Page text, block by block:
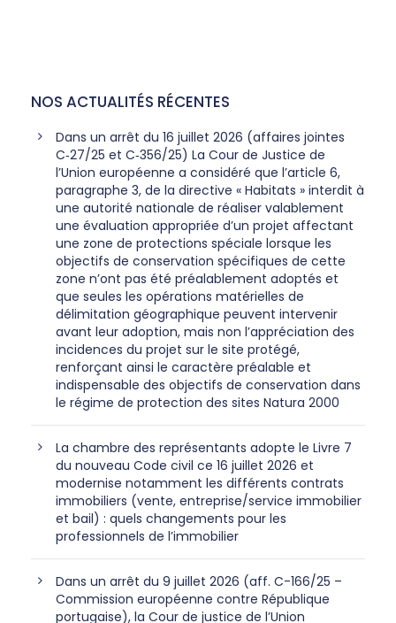
NOS ACTUALITÉS RÉCENTES
Dans un arrêt du 16 juillet 2026 (affaires jointes
C‑27/25 et C‑356/25) La Cour de Justice de
l’Union européenne a considéré que l’article 6,
paragraphe 3, de la directive « Habitats » interdit à
une autorité nationale de réaliser valablement
une évaluation appropriée d’un projet affectant
une zone de protections spéciale lorsque les
objectifs de conservation spécifiques de cette
zone n’ont pas été préalablement adoptés et
que seules les opérations matérielles de
délimitation géographique peuvent intervenir
avant leur adoption, mais non l’appréciation des
incidences du projet sur le site protégé,
renforçant ainsi le caractère préalable et
indispensable des objectifs de conservation dans
le régime de protection des sites Natura 2000
La chambre des représentants adopte le Livre 7
du nouveau Code civil ce 16 juillet 2026 et
modernise notamment les différents contrats
immobiliers (vente, entreprise/service immobilier
et bail) : quels changements pour les
professionnels de l’immobilier
Dans un arrêt du 9 juillet 2026 (aff. C-166/25 –
Commission européenne contre République
portugaise), la Cour de justice de l’Union